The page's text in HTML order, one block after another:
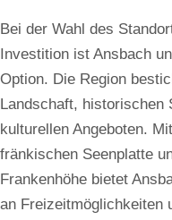
Bei der Wahl des
Investition ist Ansbach
Option. Die Region
Landschaft, historischen
kulturellen Angeboten.
fränkischen Seenplatte
Frankenhöhe bietet
an Freizeitmöglichkeiten